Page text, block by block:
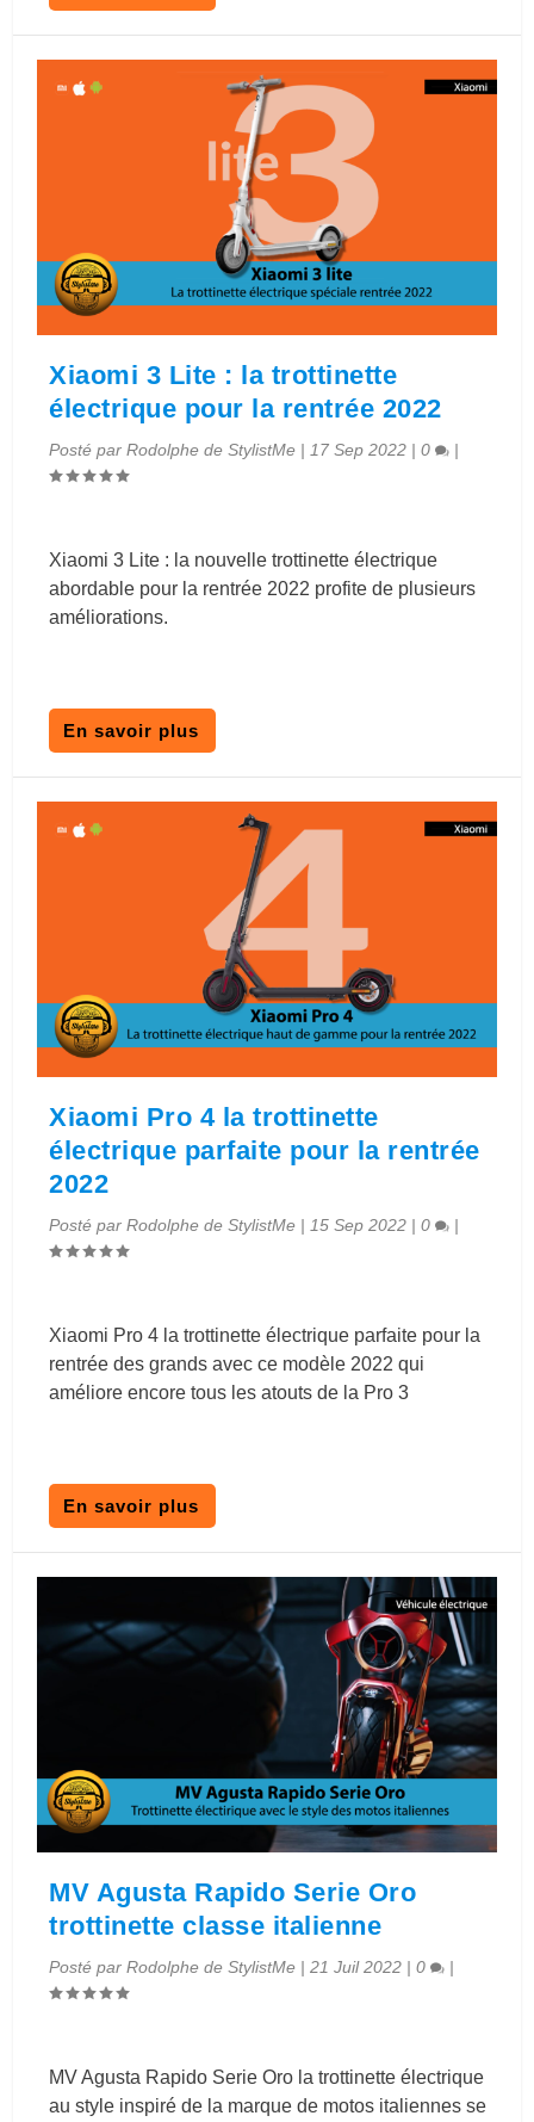
Xiaomi 3 Lite : la trottinette
électrique pour la rentrée 2022
Posté parRodolphe de StylistMe | 17 Sep 2022 |0 |
Xiaomi 3 Lite : la nouvelle trottinette électrique
abordable pour la rentrée 2022 profite de plusieurs
améliorations.
En savoir plus
Xiaomi Pro 4 la trottinette
électrique parfaite pour la rentrée
2022
Posté parRodolphe de StylistMe | 15 Sep 2022 |0 |
Xiaomi Pro 4 la trottinette électrique parfaite pour la
rentrée des grands avec ce modèle 2022 qui
améliore encore tous les atouts de la Pro 3
En savoir plus
MV Agusta Rapido Serie Oro
trottinette classe italienne
Posté parRodolphe de StylistMe |21 Juil 2022 |0 |
MV Agusta Rapido Serie Oro la trottinette électrique
au style inspiré de la marque de motos italiennes se